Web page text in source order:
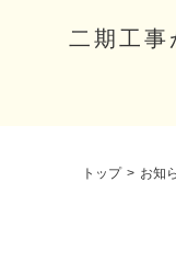
二期工事
トップ > お知